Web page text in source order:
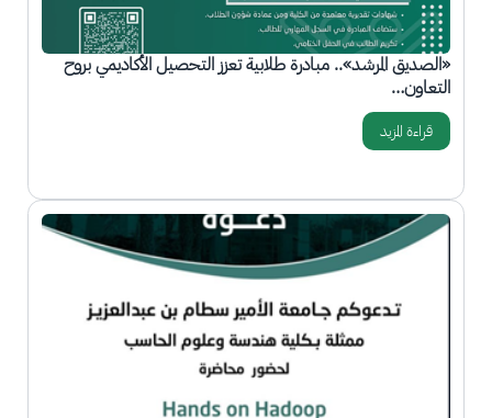
«الصديق المرشد».. مبادرة طلابية تعزز التحصيل الأكاديمي بروح
التعاون…
قراءة المزيد
الصورة